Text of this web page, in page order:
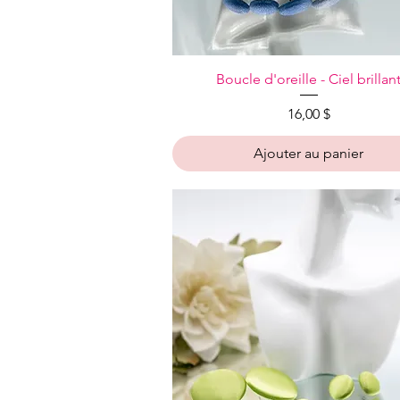
Aperçu rapide
Boucle d'oreille - Ciel brillant
Prix
16,00 $
Ajouter au panier